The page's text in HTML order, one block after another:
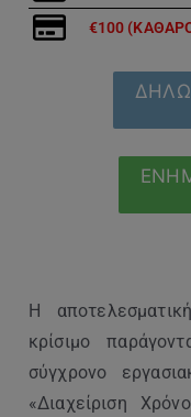
€100
Η
κρίσιμο
σύγχρονο
«Διαχείριση